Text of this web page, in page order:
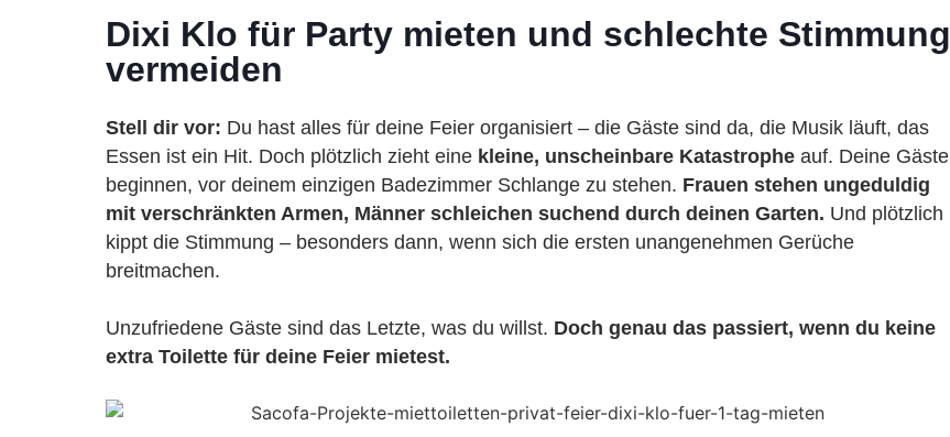
Dixi Klo für Party mieten und schlechte Stimmung
vermeiden
Stell dir vor: Du hast alles für deine Feier organisiert – die Gäste sind da, die Musik läuft, das
Essen ist ein Hit. Doch plötzlich zieht eine kleine, unscheinbare Katastrophe auf. Deine Gäste
beginnen, vor deinem einzigen Badezimmer Schlange zu stehen. Frauen stehen ungeduldig
mit verschränkten Armen, Männer schleichen suchend durch deinen Garten. Und plötzlich
kippt die Stimmung – besonders dann, wenn sich die ersten unangenehmen Gerüche
breitmachen.
Unzufriedene Gäste sind das Letzte, was du willst. Doch genau das passiert, wenn du keine
extra Toilette für deine Feier mietest.